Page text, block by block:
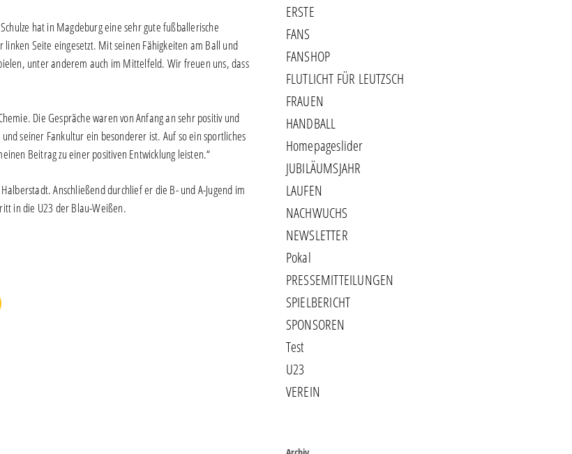
hat in Magdeburg eine sehr gute fußballerische
Seite eingesetzt. Mit seinen Fähigkeiten am Ball und
unter anderem auch im Mittelfeld. Wir freuen uns, dass
Die Gespräche waren von Anfang an sehr positiv und
seiner Fankultur ein besonderer ist. Auf so ein sportliches
Beitrag zu einer positiven Entwicklung leisten.“
Anschließend durchlief er die B- und A-Jugend im
in die U23 der Blau-Weißen.
ERSTE
FANS
FANSHOP
FLUTLICHT FÜR LEUTZSCH
FRAUEN
HANDBALL
Homepageslider
JUBILÄUMSJAHR
LAUFEN
NACHWUCHS
NEWSLETTER
Pokal
PRESSEMITTEILUNGEN
SPIELBERICHT
SPONSOREN
Test
U23
VEREIN